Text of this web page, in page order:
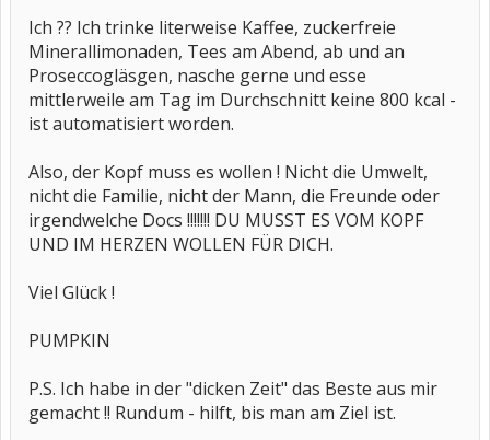
Ich ?? Ich trinke literweise Kaffee, zuckerfreie
Minerallimonaden, Tees am Abend, ab und an
Proseccogläsgen, nasche gerne und esse
mittlerweile am Tag im Durchschnitt keine 800 kcal -
ist automatisiert worden.
Also, der Kopf muss es wollen ! Nicht die Umwelt,
nicht die Familie, nicht der Mann, die Freunde oder
irgendwelche Docs !!!!!!! DU MUSST ES VOM KOPF
UND IM HERZEN WOLLEN FÜR DICH.
Viel Glück !
PUMPKIN
P.S. Ich habe in der "dicken Zeit" das Beste aus mir
gemacht !! Rundum - hilft, bis man am Ziel ist.